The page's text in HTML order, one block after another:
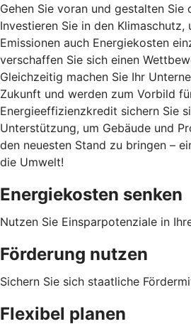
Gehen Sie voran und gestalten Sie
Investieren Sie in den Klimaschutz,
Emissionen auch Energiekosten
verschaffen Sie sich einen
Gleichzeitig machen Sie Ihr
Zukunft und werden zum Vorbild
Energieeffizienzkredit sichern Sie
Unterstützung, um Gebäude und
den neuesten Stand zu bringen –
die Umwelt!
Energiekosten senken
Nutzen Sie Einsparpotenziale in
Förderung nutzen
Sichern Sie sich staatliche
Flexibel planen